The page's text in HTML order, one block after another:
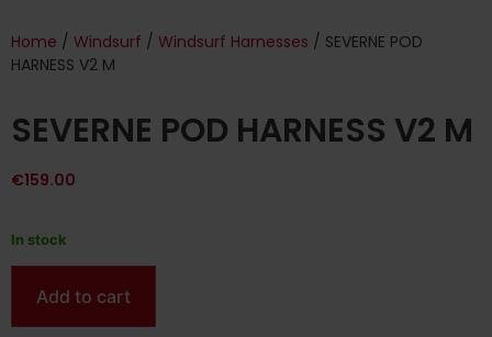
Home / Windsurf / Windsurf Harnesses / SEVERNE POD
HARNESS V2 M
SEVERNE POD HARNESS V2 M
€159.00
In stock
Add to cart